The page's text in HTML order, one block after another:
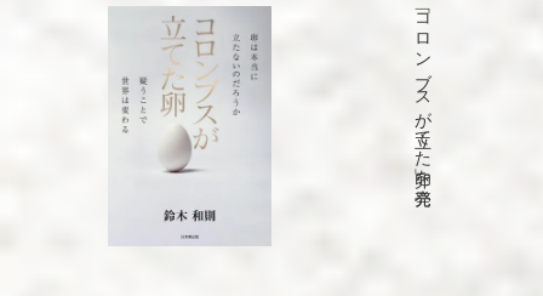
「コロンブスが立てた卵」を発売